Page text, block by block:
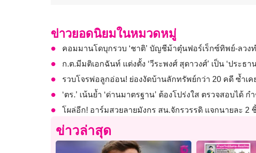
ข่าวยอดนิยมในหมวดหมู่
คอมมานโดบุกรวบ ‘ชาติ’ บัญชีม้าตุ๋นฟอร์เร็กซ์ทิพย์-ลว
ก.ต.มีมติเอกฉันท์ แต่งตั้ง ‘วีระพงศ์ สุดาวงศ์’ เป็น ‘ประธ
รวบโจรพ่อลูกอ่อน! ย่องงัดบ้านลักทรัพย์กว่า 20 คดี ซ้ำเ
‘ตร.’ เน้นย้ำ ‘ด่านมาตรฐาน’ ต้องโปร่งใส ตรวจสอบไ
โผล่อีก! อาร์มสวยลายมังกร สน.จักรวรรดิ แจกนายละ 2
ข่าวล่าสุด